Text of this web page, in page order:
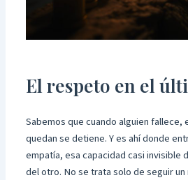
El respeto en el
Sabemos que cuando alguien fallece,
quedan se detiene. Y es ahí donde
empatía, esa capacidad casi invisible
del otro. No se trata solo de seguir